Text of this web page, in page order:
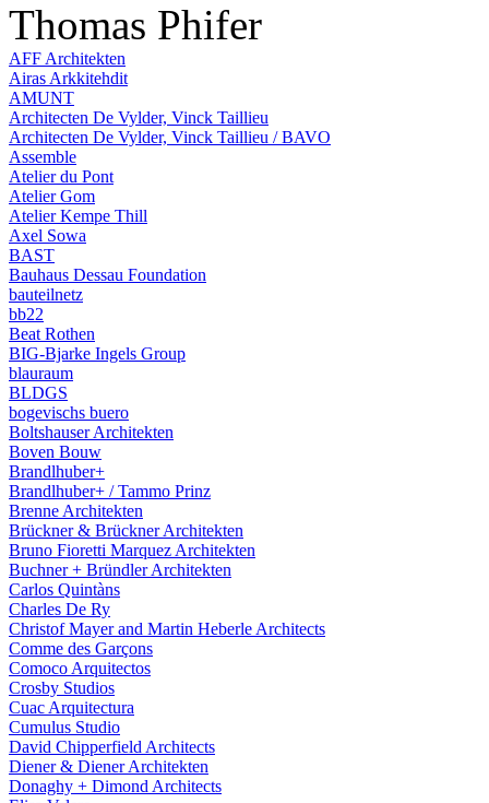
Thomas Phifer
AFF Architekten
Airas Arkkitehdit
AMUNT
Architecten De Vylder, Vinck Taillieu
Architecten De Vylder, Vinck Taillieu / BAVO
Assemble
Atelier du Pont
Atelier Gom
Atelier Kempe Thill
Axel Sowa
BAST
Bauhaus Dessau Foundation
bauteilnetz
bb22
Beat Rothen
BIG-Bjarke Ingels Group
blauraum
BLDGS
bogevischs buero
Boltshauser Architekten
Boven Bouw
Brandlhuber+
Brandlhuber+ / Tammo Prinz
Brenne Architekten
Brückner & Brückner Architekten
Bruno Fioretti Marquez Architekten
Buchner + Bründler Architekten
Carlos Quintàns
Charles De Ry
Christof Mayer and Martin Heberle Architects
Comme des Garçons
Comoco Arquitectos
Crosby Studios
Cuac Arquitectura
Cumulus Studio
David Chipperfield Architects
Diener & Diener Architekten
Donaghy + Dimond Architects